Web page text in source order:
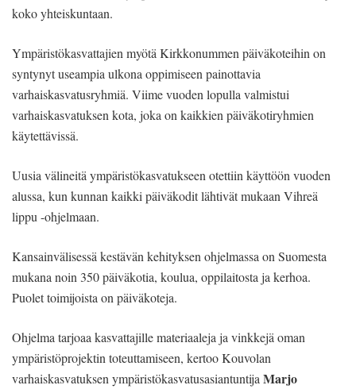
koko yhteiskuntaan.
Ympäristökasvattajien myötä Kirkkonummen päiväkoteihin on
syntynyt useampia ulkona oppimiseen painottavia
varhaiskasvatusryhmiä. Viime vuoden lopulla valmistui
varhaiskasvatuksen kota, joka on kaikkien päiväkotiryhmien
käytettävissä.
Uusia välineitä ympäristökasvatukseen otettiin käyttöön vuoden
alussa, kun kunnan kaikki päiväkodit lähtivät mukaan Vihreä
lippu -ohjelmaan.
Kansainvälisessä kestävän kehityksen ohjelmassa on Suomesta
mukana noin 350 päiväkotia, koulua, oppilaitosta ja kerhoa.
Puolet toimijoista on päiväkoteja.
Ohjelma tarjoaa kasvattajille materiaaleja ja vinkkejä oman
ympäristöprojektin toteuttamiseen, kertoo Kouvolan
varhaiskasvatuksen ympäristökasvatusasiantuntijaMarjo